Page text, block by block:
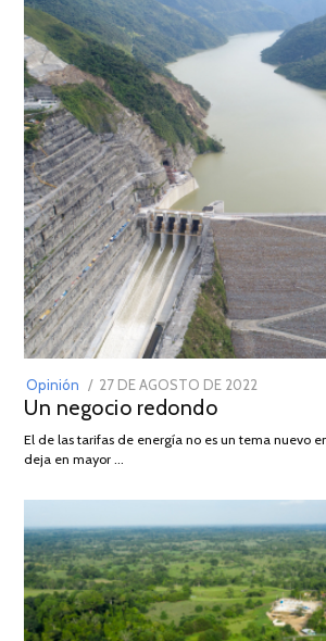
Opinión
POSTED
ON
27 DE AGOSTO DE 2022
DE
Un negocio redondo
El de las tarifas de energía no es un tema nuevo
deja en mayor …